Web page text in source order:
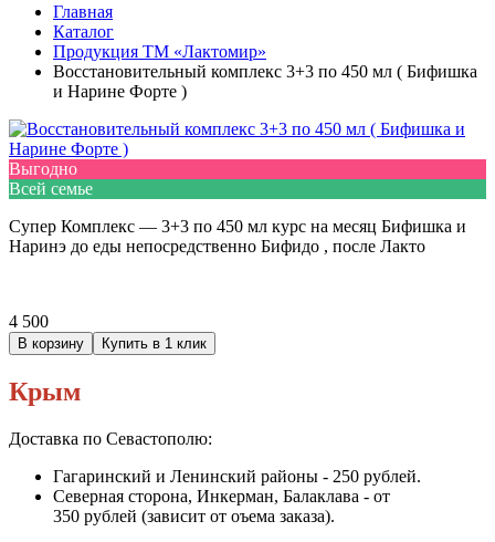
Главная
Каталог
Продукция ТМ «Лактомир»
Восстановительный комплекс 3+3 по 450 мл ( Бифишка
и Нарине Форте )
Выгодно
Всей семье
Супер Комплекс — 3+3 по 450 мл курс на месяц Бифишка и
Наринэ до еды непосредственно Бифидо , после Лакто
4 500
В корзину Купить в 1 клик
Крым
Доставка по Севастополю:
Гагаринский и Ленинский районы - 250 рублей.
Северная сторона, Инкерман, Балаклава - от
350 рублей (зависит от оъема заказа).